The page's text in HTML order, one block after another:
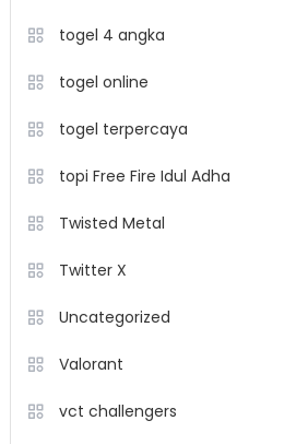
togel 4 angka
togel online
togel terpercaya
topi Free Fire Idul Adha
Twisted Metal
Twitter X
Uncategorized
Valorant
vct challengers